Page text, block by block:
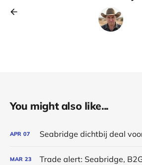
You might also like...
APR 07
MAR 23